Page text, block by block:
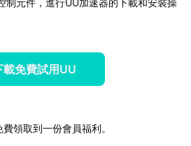
制元件，進行UU加速器的下載和安裝操
載免費試用UU
領取到一份會員福利。